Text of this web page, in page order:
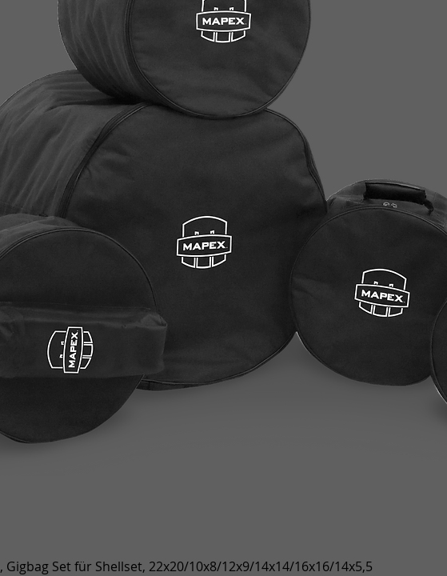
Gyorsnézet
Gigbag Set für Shellset, 22x20/10x8/12x9/14x14/16x16/14x5,5